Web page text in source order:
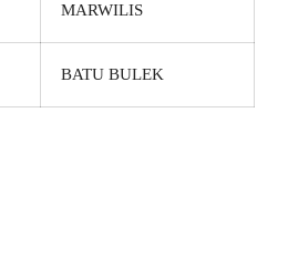
MARWILIS
BATU BULEK